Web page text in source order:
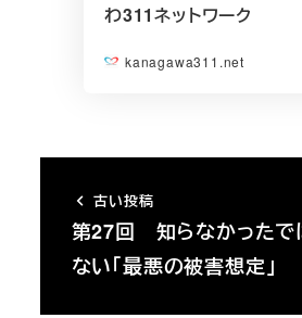
わ311ネットワーク
kanagawa311.net
古い投稿
第27回 知らなかったで
ない「最悪の被害想定」